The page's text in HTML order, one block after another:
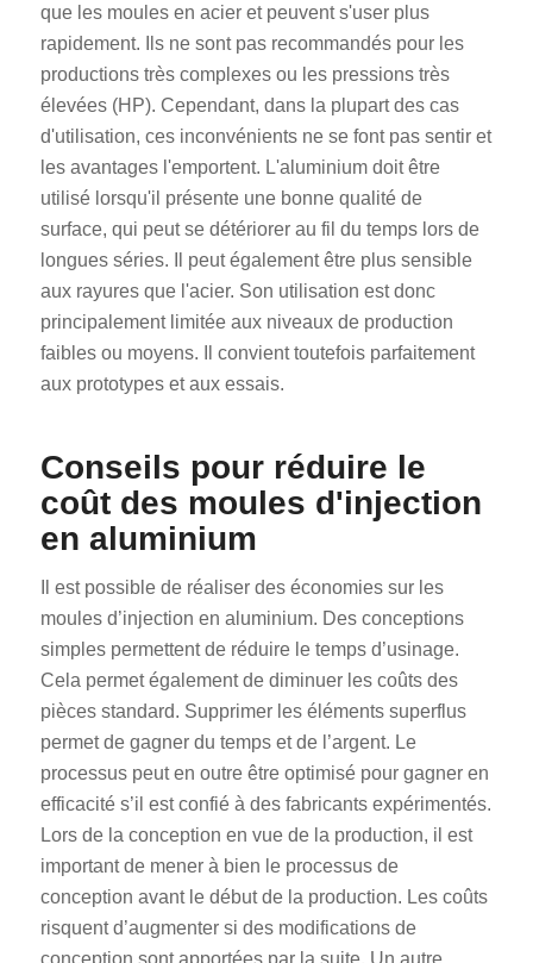
que les moules en acier et peuvent s'user plus
rapidement. Ils ne sont pas recommandés pour les
productions très complexes ou les pressions très
élevées (HP). Cependant, dans la plupart des cas
d'utilisation, ces inconvénients ne se font pas sentir et
les avantages l'emportent. L'aluminium doit être
utilisé lorsqu'il présente une bonne qualité de
surface, qui peut se détériorer au fil du temps lors de
longues séries. Il peut également être plus sensible
aux rayures que l'acier. Son utilisation est donc
principalement limitée aux niveaux de production
faibles ou moyens. Il convient toutefois parfaitement
aux prototypes et aux essais.
Conseils pour réduire le
coût des moules d'injection
en aluminium
Il est possible de réaliser des économies sur les
moules d’injection en aluminium. Des conceptions
simples permettent de réduire le temps d’usinage.
Cela permet également de diminuer les coûts des
pièces standard. Supprimer les éléments superflus
permet de gagner du temps et de l’argent. Le
processus peut en outre être optimisé pour gagner en
efficacité s’il est confié à des fabricants expérimentés.
Lors de la conception en vue de la production, il est
important de mener à bien le processus de
conception avant le début de la production. Les coûts
risquent d’augmenter si des modifications de